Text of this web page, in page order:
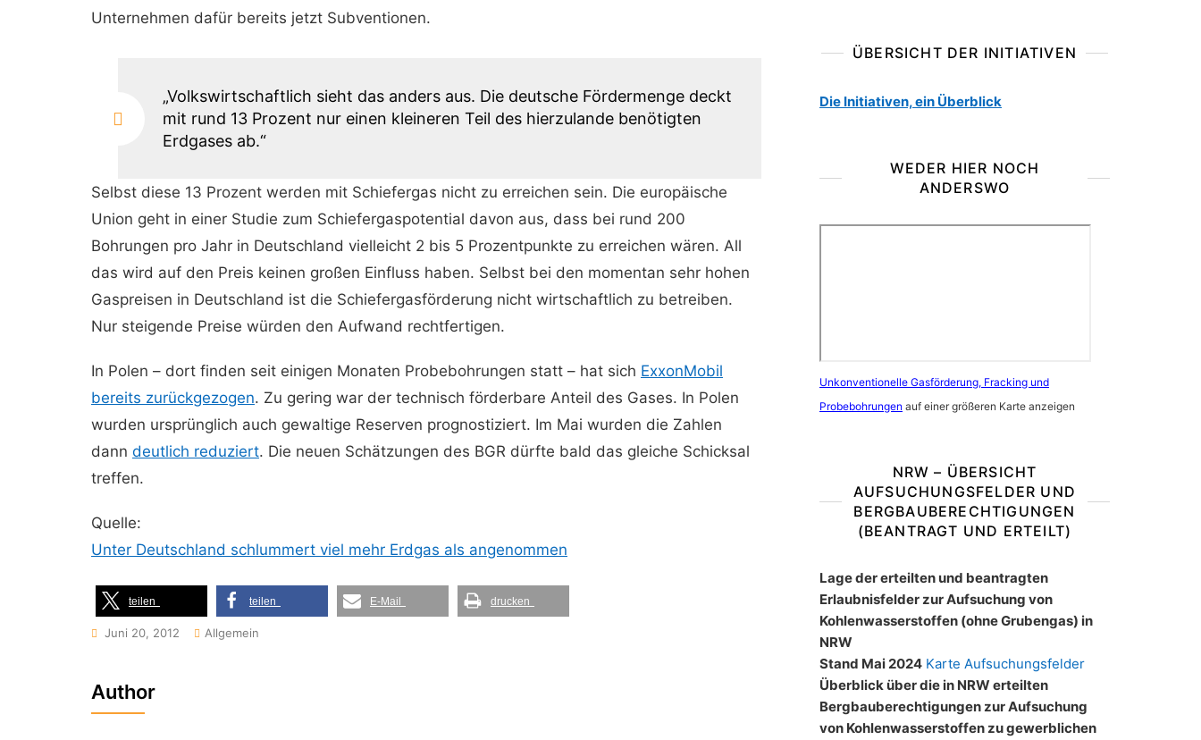
Unternehmen dafür bereits jetzt Subventionen.
„Volkswirtschaftlich sieht das anders aus. Die deutsche Fördermenge deckt
mit rund 13 Prozent nur einen kleineren Teil des hierzulande benötigten
Erdgases ab.“
Selbst diese 13 Prozent werden mit Schiefergas nicht zu erreichen sein. Die europäische
Union geht in einer Studie zum Schiefergaspotential davon aus, dass bei rund 200
Bohrungen pro Jahr in Deutschland vielleicht 2 bis 5 Prozentpunkte zu erreichen wären. All
das wird auf den Preis keinen großen Einfluss haben. Selbst bei den momentan sehr hohen
Gaspreisen in Deutschland ist die Schiefergasförderung nicht wirtschaftlich zu betreiben.
Nur steigende Preise würden den Aufwand rechtfertigen.
In Polen – dort finden seit einigen Monaten Probebohrungen statt – hat sich ExxonMobil
bereits zurückgezogen. Zu gering war der technisch förderbare Anteil des Gases. In Polen
wurden ursprünglich auch gewaltige Reserven prognostiziert. Im Mai wurden die Zahlen
dann deutlich reduziert. Die neuen Schätzungen des BGR dürfte bald das gleiche Schicksal
treffen.
Quelle:
Unter Deutschland schlummert viel mehr Erdgas als angenommen
teilen teilen E-Mail drucken
Juni 20, 2012 Allgemein
Author
ÜBERSICHT DER INITIATIVEN
Die Initiativen, ein Überblick
WEDER HIER NOCH
ANDERSWO
Unkonventionelle Gasförderung, Fracking und
Probebohrungen auf einer größeren Karte anzeigen
NRW – ÜBERSICHT
AUFSUCHUNGSFELDER UND
BERGBAUBERECHTIGUNGEN
(BEANTRAGT UND ERTEILT)
Lage der erteilten und beantragten
Erlaubnisfelder zur Aufsuchung von
Kohlenwasserstoffen (ohne Grubengas) in
NRW
Stand Mai 2024 Karte Aufsuchungsfelder
Überblick über die in NRW erteilten
Bergbauberechtigungen zur Aufsuchung
von Kohlenwasserstoffen zu gewerblichen